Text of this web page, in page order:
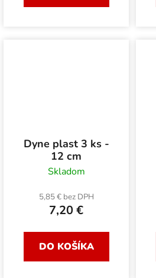
Dyne plast 3 ks -
12 cm
Skladom
5,85 € bez DPH
7,20 €
DO KOŠÍKA